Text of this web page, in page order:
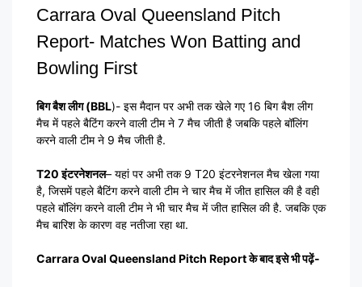
Carrara Oval Queensland Pitch
Report- Matches Won Batting and
Bowling First
बिग बैश लीग (BBL)- इस मैदान पर अभी तक खेले गए 16 बिग बैश लीग
मैच में पहले बैटिंग करने वाली टीम ने 7 मैच जीती है जबकि पहले बॉलिंग
करने वाली टीम ने 9 मैच जीती है.
T20 इंटरनेशनल– यहां पर अभी तक 9 T20 इंटरनेशनल मैच खेला गया
है, जिसमें पहले बैटिंग करने वाली टीम ने चार मैच में जीत हासिल की है वही
पहले बॉलिंग करने वाली टीम ने भी चार मैच में जीत हासिल की है. जबकि एक
मैच बारिश के कारण वह नतीजा रहा था.
Carrara Oval Queensland Pitch Report के बाद इसे भी पढ़ें-